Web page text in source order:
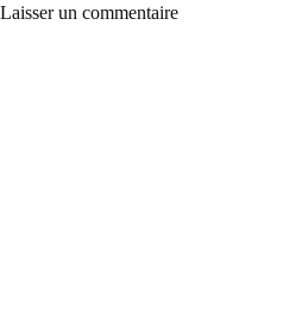
Laisser un commentaire